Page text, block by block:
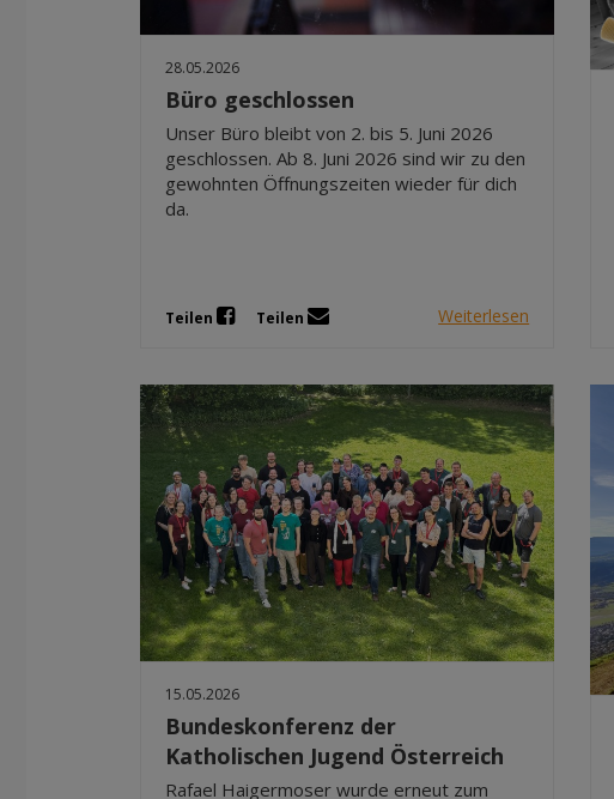
28.05.2026
Büro geschlossen
Unser Büro bleibt von 2. bis 5. Juni 2026
geschlossen. Ab 8. Juni 2026 sind wir zu den
gewohnten Öffnungszeiten wieder für dich
da.
Teilen Teilen Weiterlesen
15.05.2026
Bundeskonferenz der
Katholischen Jugend Österreich
Rafael Haigermoser wurde erneut zum